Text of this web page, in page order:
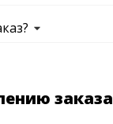
заказа